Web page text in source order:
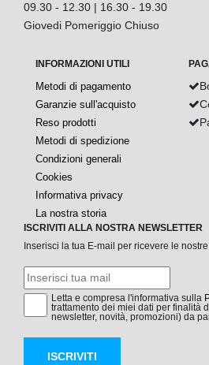
09.30 - 12.30 | 16.30 - 19.30
Giovedi Pomeriggio Chiuso
INFORMAZIONI UTILI
Metodi di pagamento
Garanzie sull'acquisto
Reso prodotti
Metodi di spedizione
Condizioni generali
Cookies
Informativa privacy
La nostra storia
ISCRIVITI ALLA NOSTRA NEWSLETTER
Inserisci la tua E-mail per ricevere le
Letta e compresa l'informativa sulla
trattamento dei miei dati per finalità
newsletter, novità, promozioni) da
ISCRIVITI